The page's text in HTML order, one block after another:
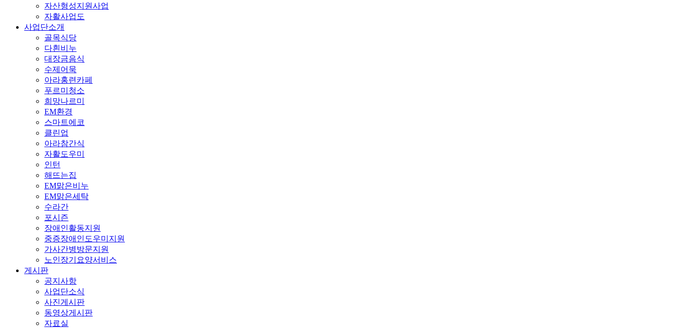
자산형성지원사업
자활사업도
사업단소개
골목식당
다흰비누
대장금음식
수제어묵
아라홍련카페
푸르미청소
희망나르미
EM환경
스마트에코
클린업
아라참간식
자활도우미
인턴
해뜨는집
EM맑은비누
EM맑은세탁
수라간
포시즌
장애인활동지원
중증장애인도우미지원
가사간병방문지원
노인장기요양서비스
게시판
공지사항
사업단소식
사진게시판
동영상게시판
자료실